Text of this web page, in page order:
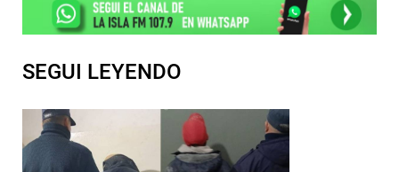
SEGUI LEYENDO